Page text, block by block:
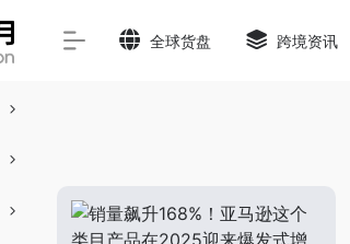
全球货盘 跨境资讯